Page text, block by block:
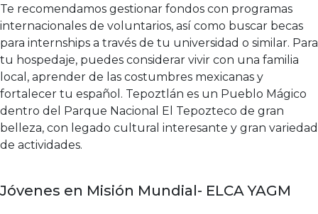
Te recomendamos gestionar fondos con programas
internacionales de voluntarios, así como buscar becas
para internships a través de tu universidad o similar. Para
tu hospedaje, puedes considerar vivir con una familia
local, aprender de las costumbres mexicanas y
fortalecer tu español. Tepoztlán es un Pueblo Mágico
dentro del Parque Nacional El Tepozteco de gran
belleza, con legado cultural interesante y gran variedad
de actividades.
Jóvenes en Misión Mundial- ELCA YAGM